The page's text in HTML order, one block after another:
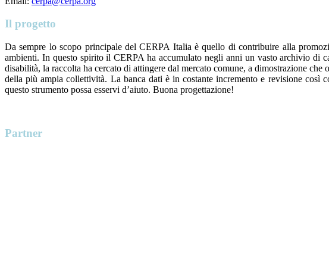
Il progetto
Da sempre lo scopo principale del CERPA Italia è quello di contribuire alla
ambienti. In questo spirito il CERPA ha accumulato negli anni un vasto archivio di
disabilità, la raccolta ha cercato di attingere dal mercato comune, a dimostrazione
della più ampia collettività. La banca dati è in costante incremento e revisione così
questo strumento possa esservi d’aiuto. Buona progettazione!
Partner